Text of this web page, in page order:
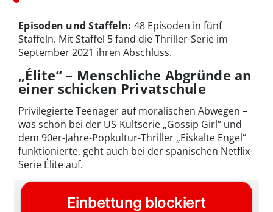
Episoden und Staffeln: 48 Episoden in fünf
Staffeln. Mit Staffel 5 fand die Thriller-Serie im
September 2021 ihren Abschluss.
„Élite“ – Menschliche Abgründe an
einer schicken Privatschule
Privilegierte Teenager auf moralischen Abwegen –
was schon bei der US-Kultserie „Gossip Girl“ und
dem 90er-Jahre-Popkultur-Thriller „Eiskalte Engel“
funktionierte, geht auch bei der spanischen Netflix-
Serie Élite auf.